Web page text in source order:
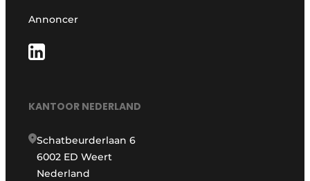
Annoncer
KANTOOR NEDERLAND
Schatbeurderlaan 6
6002 ED Weert
Nederland